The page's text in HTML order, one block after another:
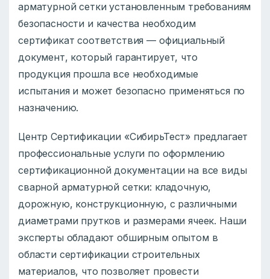
арматурной сетки установленным требованиям
безопасности и качества необходим
сертификат соответствия — официальный
документ, который гарантирует, что
продукция прошла все необходимые
испытания и может безопасно применяться по
назначению.
Центр Сертификации «СибирьТест» предлагает
профессиональные услуги по оформлению
сертификационной документации на все виды
сварной арматурной сетки: кладочную,
дорожную, конструкционную, с различными
диаметрами прутков и размерами ячеек. Наши
эксперты обладают обширным опытом в
области сертификации строительных
материалов, что позволяет провести